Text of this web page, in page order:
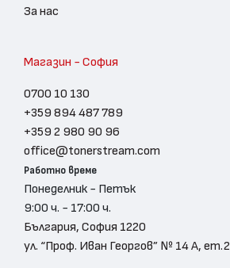
За нас
Магазин - София
0700 10 130
+359 894 487 789
+359 2 980 90 96
office@tonerstream.com
Работно време
Понеделник - Петък
9:00 ч. - 17:00 ч.
България, София 1220
ул. “Проф. Иван Георгов” № 14 А, ет.2